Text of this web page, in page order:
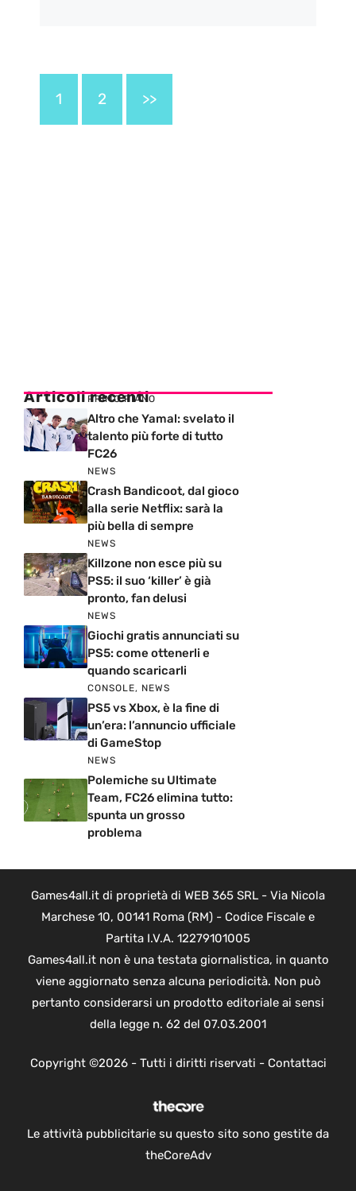
1 2 >>
Articoli recenti
PRIMO PIANO
Altro che Yamal: svelato il
talento più forte di tutto
FC26
NEWS
Crash Bandicoot, dal gioco
alla serie Netflix: sarà la
più bella di sempre
NEWS
Killzone non esce più su
PS5: il suo ‘killer’ è già
pronto, fan delusi
NEWS
Giochi gratis annunciati su
PS5: come ottenerli e
quando scaricarli
CONSOLE, NEWS
PS5 vs Xbox, è la fine di
un’era: l’annuncio ufficiale
di GameStop
NEWS
Polemiche su Ultimate
Team, FC26 elimina tutto:
spunta un grosso
problema
Games4all.it di proprietà di WEB 365 SRL - Via Nicola
Marchese 10, 00141 Roma (RM) - Codice Fiscale e
Partita I.V.A. 12279101005
Games4all.it non è una testata giornalistica, in quanto
viene aggiornato senza alcuna periodicità. Non può
pertanto considerarsi un prodotto editoriale ai sensi
della legge n. 62 del 07.03.2001
Copyright ©2026 - Tutti i diritti riservati - Contattaci
Le attività pubblicitarie su questo sito sono gestite da
theCoreAdv